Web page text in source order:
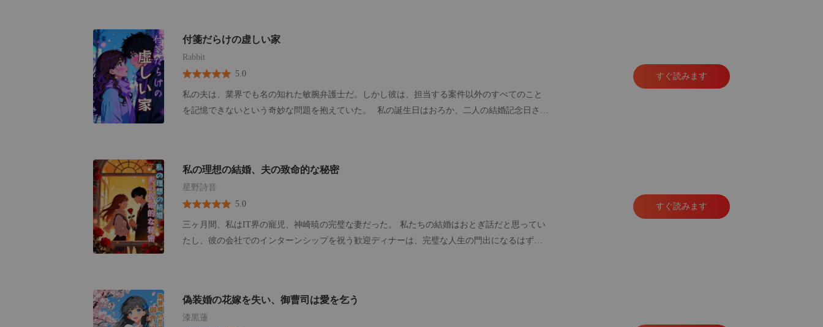
させる！」 ああ、そういうことだったのか。生も死も共にしようというあの美しい誓いは、私
だけの哀れな独りよがりに過ぎなかったのだ。 夫が私を妻に迎えた本当の理由。それは、彼が
愛してやまない後輩の命を繋ぐための、ただの「生きた血液バンク」として私を飼っておくた
めだったのだ。 ――それなら、いいでしょう。あなたたちのその残酷な望み、私が叶えてあげ
る。
っていた。 医学界が注目する天才研究者。 多くの研究者が憧れる存在。 かつて彼女を見下し
た人々は、次々と頭を下げる。 そして、彼女がもう自分の手の届かない場所にいることを知っ
た元夫は、必死に彼女の元へ向かう。 「月川栀……君は俺の妻だ」 「俺以外の男を見るな」
しかし、彼女の隣に立つ男が一歩前へ出た。 「あなたは誰ですか？」 「彼女に何か用でも？」
「彼女は、僕の大切な人です」
付箋だらけの虚しい家
Rabbit
5.0
私の夫は、業界でも名の知れた敏腕弁護士だ。しかし彼は、担当する案件以外のすべてのこと
を記憶できないという奇妙な問題を抱えていた。 私の誕生日はおろか、二人の結婚記念日さ
ウェディングフォトを掛け、その下にラベルを貼った。 “記念日：5月20日” 寝室のドアに
は、“寝室”と刻まれたプレートも貼り付けた。 それだけではない。家中のあらゆる物に付箋を
貼り、詳細な使用方法やそれにまつわるエピソードまで書き添える徹底ぶりだった。 私はこれ
を、彼の激務による後遺症だと信じ込み、一度として不平を漏らすことはなかった。 あの日、
玉突き事故が発生し、私と「夫の幼馴染である彼女」が同時に救急搬送されるまでは。 夫は狂
か！？」 彼は振り返り、血まみれになった私を見つめると、茫然と首を横に振った。「……覚
えていない」 その瞬間、私は悟った。彼は健忘症などではない。むしろ、その記憶力は驚異的
すぐ読みます
私の理想の結婚、夫の致命的な秘密
星野詩音
5.0
三ヶ月間、私はIT界の寵児、神崎暁の完璧な妻だった。 私たちの結婚はおとぎ話だと思ってい
たし、彼の会社でのインターンシップを祝う歓迎ディナーは、完璧な人生の門出になるはずだ
った一言、甘く囁いた。 「ずっと」 彼は、ただ見ていた。 ディアナが私の顔にナイフを突き
つけるのを。 彼女は、私が真似したと主張するホクロを、削り取ろうとしていた。 彼は、ただ
すぐ読みます
偽装婚の花嫁を失い、御曹司は愛を乞う
漆黒蓮